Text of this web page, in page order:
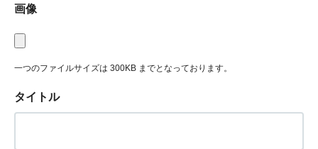
画像
一つのファイルサイズは 300KB までとなっております。
タイトル